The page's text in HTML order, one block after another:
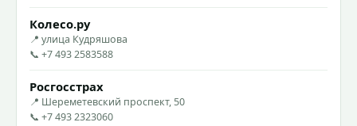
Колесо.ру
📍 улица Кудряшова
📞 +7 493 2583588
Росгосстрах
📍 Шереметевский проспект, 50
📞 +7 493 2323060